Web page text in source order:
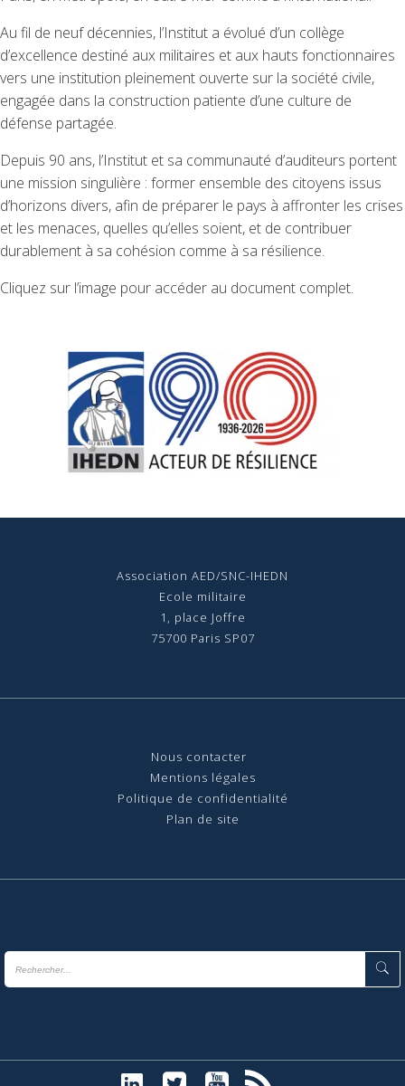
Au fil de neuf décennies, l’Institut a évolué d’un collège
d’excellence destiné aux militaires et aux hauts fonctionnaires
vers une institution pleinement ouverte sur la société civile,
engagée dans la construction patiente d’une culture de
défense partagée.
Depuis 90 ans, l’Institut et sa communauté d’auditeurs portent
une mission singulière : former ensemble des citoyens issus
d’horizons divers, afin de préparer le pays à affronter les crises
et les menaces, quelles qu’elles soient, et de contribuer
durablement à sa cohésion comme à sa résilience.
Cliquez sur l’image pour accéder au document complet.
Association AED/SNC-IHEDN
Ecole militaire
1, place Joffre
75700 Paris SP07
Nous contacter
Mentions légales
Politique de confidentialité
Plan de site